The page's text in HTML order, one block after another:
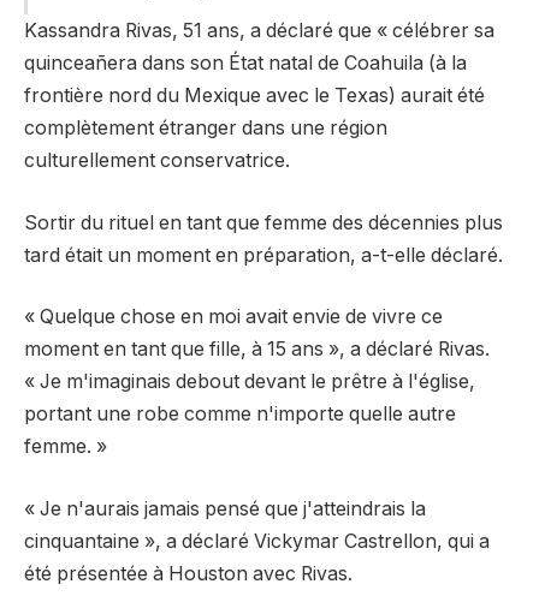
Kassandra Rivas, 51 ans, a déclaré que « célébrer sa
quinceañera dans son État natal de Coahuila (à la
frontière nord du Mexique avec le Texas) aurait été
complètement étranger dans une région
culturellement conservatrice.
Sortir du rituel en tant que femme des décennies plus
tard était un moment en préparation, a-t-elle déclaré.
« Quelque chose en moi avait envie de vivre ce
moment en tant que fille, à 15 ans », a déclaré Rivas.
« Je m'imaginais debout devant le prêtre à l'église,
portant une robe comme n'importe quelle autre
femme. »
« Je n'aurais jamais pensé que j'atteindrais la
cinquantaine », a déclaré Vickymar Castrellon, qui a
été présentée à Houston avec Rivas.